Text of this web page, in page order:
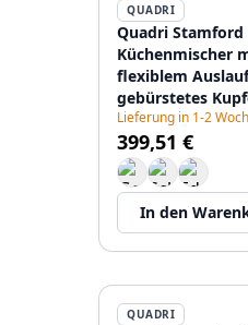
QUADRI
Quadri
Küchenmischer
flexiblem
gebürstetes
1208956078
Lieferung in 1-2
399,51 €
In den
QUADRI